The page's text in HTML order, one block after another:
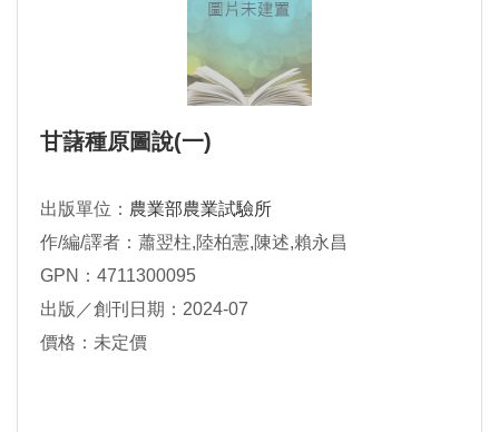
甘藷種原圖說(一)
出版單位： 農業部農業試驗所
作/編/譯者：蕭翌柱,陸柏憲,陳述,賴永昌
GPN：4711300095
出版／創刊日期：2024-07
價格：未定價